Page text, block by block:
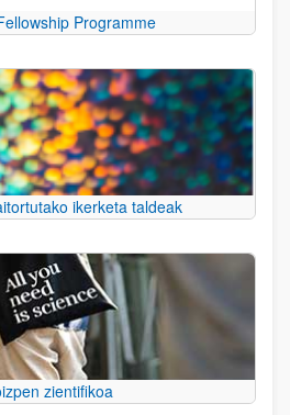
Programme
ikerketa taldeak
zientifikoa